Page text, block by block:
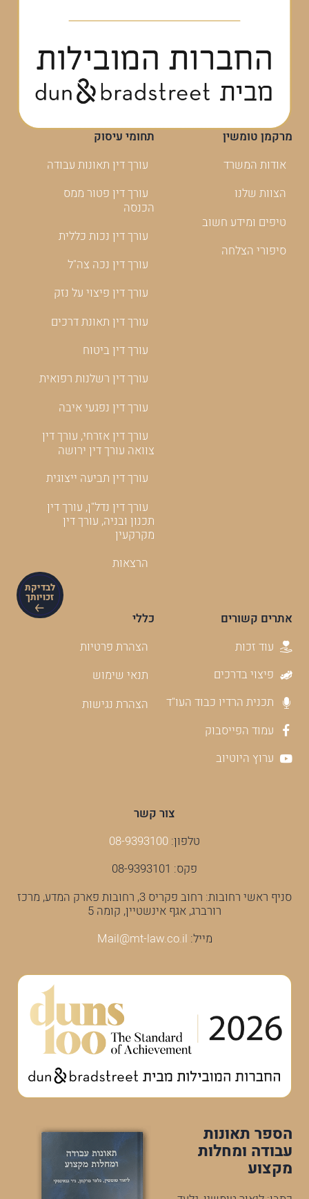
לבדיקת
זכויותך
מרקמן טומשין
אודות המשרד
הצוות שלנו
טיפים ומידע חשוב
סיפורי הצלחה
תחומי עיסוק
עורך דין תאונות עבודה
עורך דין פטור ממס
הכנסה
עורך דין נכות כללית
עורך דין נכה צה"ל
עורך דין פיצוי על נזק
עורך דין תאונת דרכים
עורך דין ביטוח
עורך דין רשלנות רפואית
עורך דין נפגעי איבה
עורך דין אזרחי, עורך דין
צוואה עורך דין ירושה
עורך דין תביעה ייצוגית
עורך דין נדל"ן, עורך דין
תכנון ובניה, עורך דין
מקרקעין
הרצאות
אתרים קשורים
עוד זכות
פיצוי בדרכים
תכנית הרדיו כבוד העו"ד
עמוד הפייסבוק
ערוץ היוטיוב
כללי
הצהרת פרטיות
תנאי שימוש
הצהרת נגישות
צור קשר
טלפון: 08-9393100
פקס: 08-9393101
סניף ראשי רחובות: רחוב פקריס 3, רחובות פארק המדע, מרכז
רורברג, אגף אינשטיין, קומה 5
מייל: Mail@mt-law.co.il
הספר תאונות
עבודה ומחלות
מקצוע